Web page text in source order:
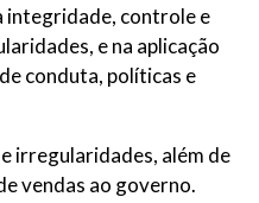
integridade, controle e
e na aplicação
conduta, políticas e
irregularidades, além de
vendas ao governo.